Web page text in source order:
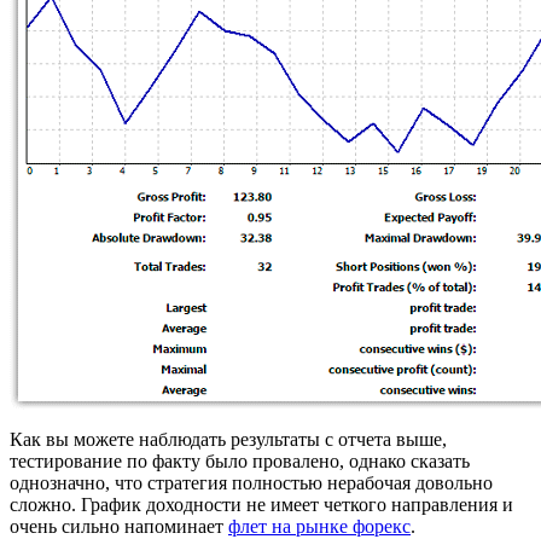
Как вы можете наблюдать результаты с отчета выше,
тестирование по факту было провалено, однако сказать
однозначно, что стратегия полностью нерабочая довольно
сложно. График доходности не имеет четкого направления и
очень сильно напоминает флет на рынке форекс.